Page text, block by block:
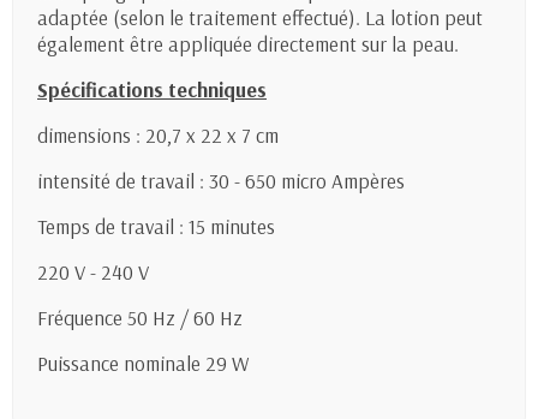
adaptée (selon le traitement effectué). La lotion peut
également être appliquée directement sur la peau.
Spécifications techniques
dimensions : 20,7 x 22 x 7 cm
intensité de travail : 30 - 650 micro Ampères
Temps de travail : 15 minutes
220 V - 240 V
Fréquence 50 Hz / 60 Hz
Puissance nominale 29 W